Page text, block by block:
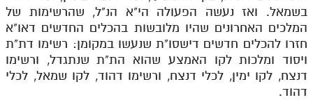
בשמאל. ואז נעשה הפעולה הי"א הנ"ל, שהרשימות של
המלכים האחרונים שהיו מלובשות בהכלים החדשים דאו"א
חזרו להכלים חדשים דישסו"ת שנעשו במקומן: רשימו דת"ת
ויסוד ומלכות לקו האמצע שהוא הת"ת שנתגדל, ורשימו
דנצח, לקו ימין, לכלי דנצח, ורשימו דהוד, לקו שמאל, לכלי
דהוד.